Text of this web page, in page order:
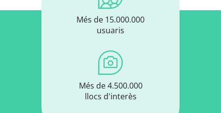
Més de 15.000.000
usuaris
Més de 4.500.000
llocs d'interès